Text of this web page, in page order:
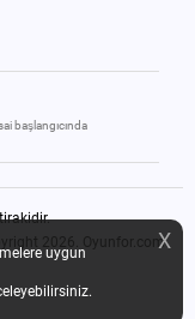
X
uygun
başlangıcında
2026. Oyunfor.com